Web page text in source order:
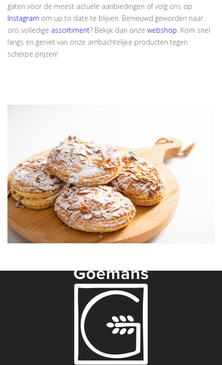
gaten voor de meest actuele aanbiedingen of volg ons op
Instagram om up to date te blijven. Benieuwd geworden naar
ons volledige assortiment? Bekijk dan onze webshop. Kom snel
langs en geniet van onze ambachtelijke producten tegen
scherpe prijzen!